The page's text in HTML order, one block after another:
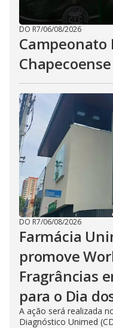
DO R7/06/08/2026
Campeonato
Chapecoense
DO R7/06/08/2026
Farmácia
promove
Fragrâncias
para o Dia
A ação será realizada
Diagnóstico Unimed